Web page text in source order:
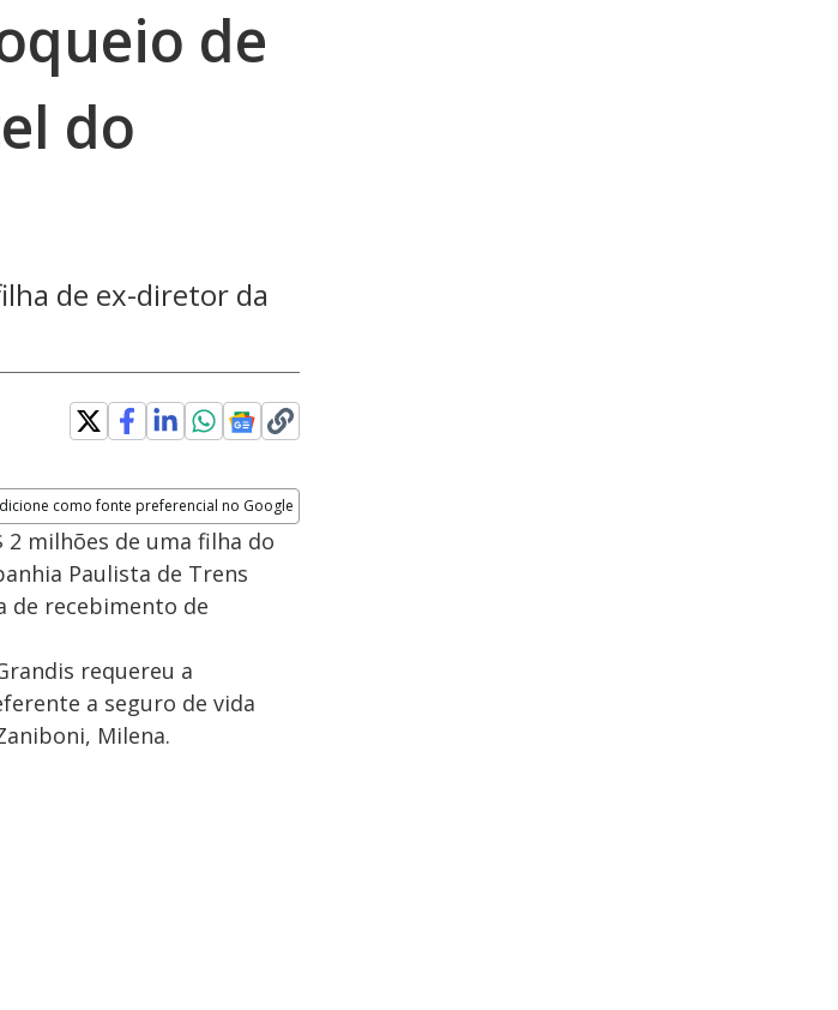
de
do
de ex-diretor da
como fonte preferencial no Google
in new window
2 milhões de uma filha do
Paulista de Trens
de recebimento de
requereu a
a seguro de vida
Milena.